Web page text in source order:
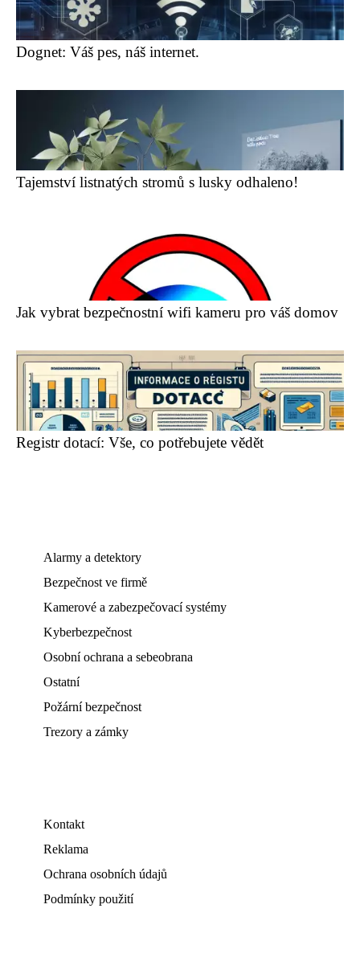
Dognet: Váš pes, náš internet.
Tajemství listnatých stromů s lusky odhaleno!
Jak vybrat bezpečnostní wifi kameru pro váš domov
Registr dotací: Vše, co potřebujete vědět
Alarmy a detektory
Bezpečnost ve firmě
Kamerové a zabezpečovací systémy
Kyberbezpečnost
Osobní ochrana a sebeobrana
Ostatní
Požární bezpečnost
Trezory a zámky
Kontakt
Reklama
Ochrana osobních údajů
Podmínky použití